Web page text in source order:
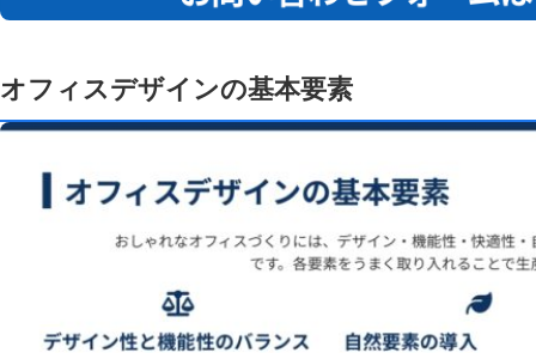
オフィスデザインの基本要素